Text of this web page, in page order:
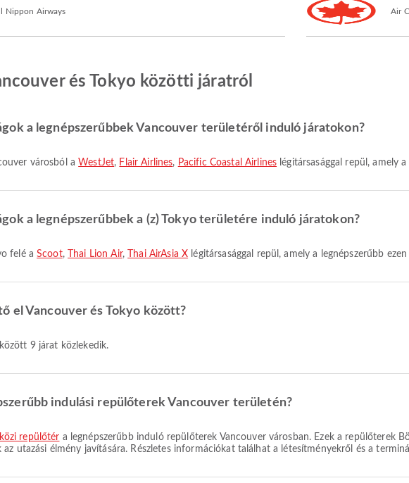
Nippon Airways Air
és Tokyo közötti járatról
a legnépszerűbbek Vancouver területéről induló járatokon?
városból a WestJet, Flair Airlines, Pacific Coastal Airlines légitársasággal repül, amely
a legnépszerűbbek a (z) Tokyo területére induló járatokon?
felé aScoot, Thai Lion Air, Thai AirAsia X légitársasággal repül, amely a legnépszerűbb
el Vancouver és Tokyo között?
között 9 járat közlekedik.
indulási repülőterek Vancouver területén?
repülőtér a legnépszerűbb induló repülőterek Vancouver városban. Ezek a repülőterek
az utazási élmény javítására. Részletes információkat találhat a létesítményekről és a